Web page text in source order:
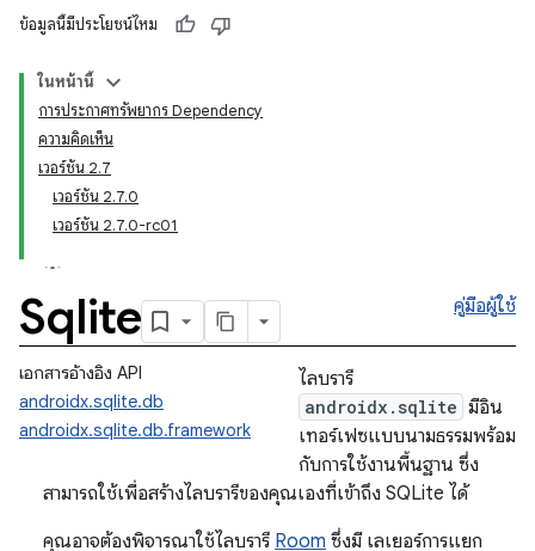
ข้อมูลนี้มีประโยชน์ไหม
ในหน้านี้
การประกาศทรัพยากร Dependency
ความคิดเห็น
เวอร์ชัน 2.7
เวอร์ชัน 2.7.0
เวอร์ชัน 2.7.0-rc01
Sqlite คู่มือผู้ใช้
เอกสารอ้างอิง API
androidx.sqlite.db
androidx.sqlite.db.framework
ไลบรารี
androidx.sqlite มีอิน
เทอร์เฟซแบบนามธรรมพร้อม
กับการใช้งานพื้นฐาน ซึ่ง
สามารถใช้เพื่อสร้างไลบรารีของคุณเองที่เข้าถึง SQLite ได้
คุณอาจต้องพิจารณาใช้ไลบรารี Room ซึ่งมี เลเยอร์การแยก